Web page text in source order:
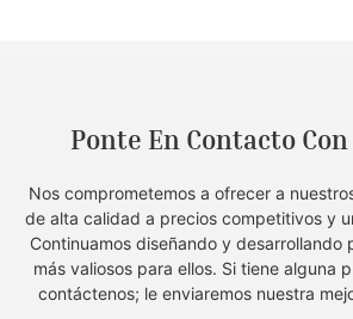
Ponte En Contacto
Nos comprometemos a ofrecer a
de alta calidad a precios competitivos y
Continuamos diseñando y desarrollando
más valiosos para ellos. Si tiene alguna
contáctenos; le enviaremos nuestra